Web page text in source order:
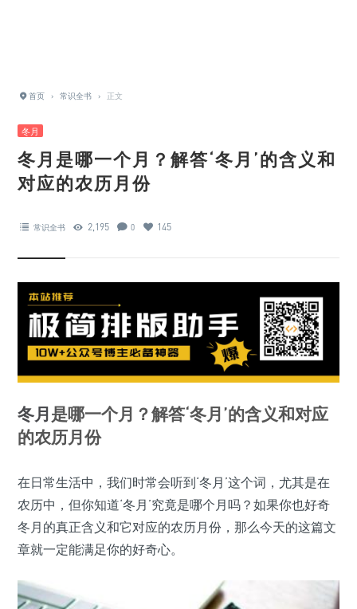
首页 › 常识全书 › 正文
冬月
冬月是哪一个月？解答‘冬月’的含义和
对应的农历月份
常识全书 2,195 0 145
冬月 是哪一个月？解答‘冬月’的含义和对应
的农历月份
在日常生活中，我们时常会听到‘冬月’这个词，尤其是在
农历中，但你知道‘冬月’究竟是哪个月吗？如果你也好奇
冬月的真正含义和它对应的农历月份，那么今天的这篇文
章就一定能满足你的好奇心。